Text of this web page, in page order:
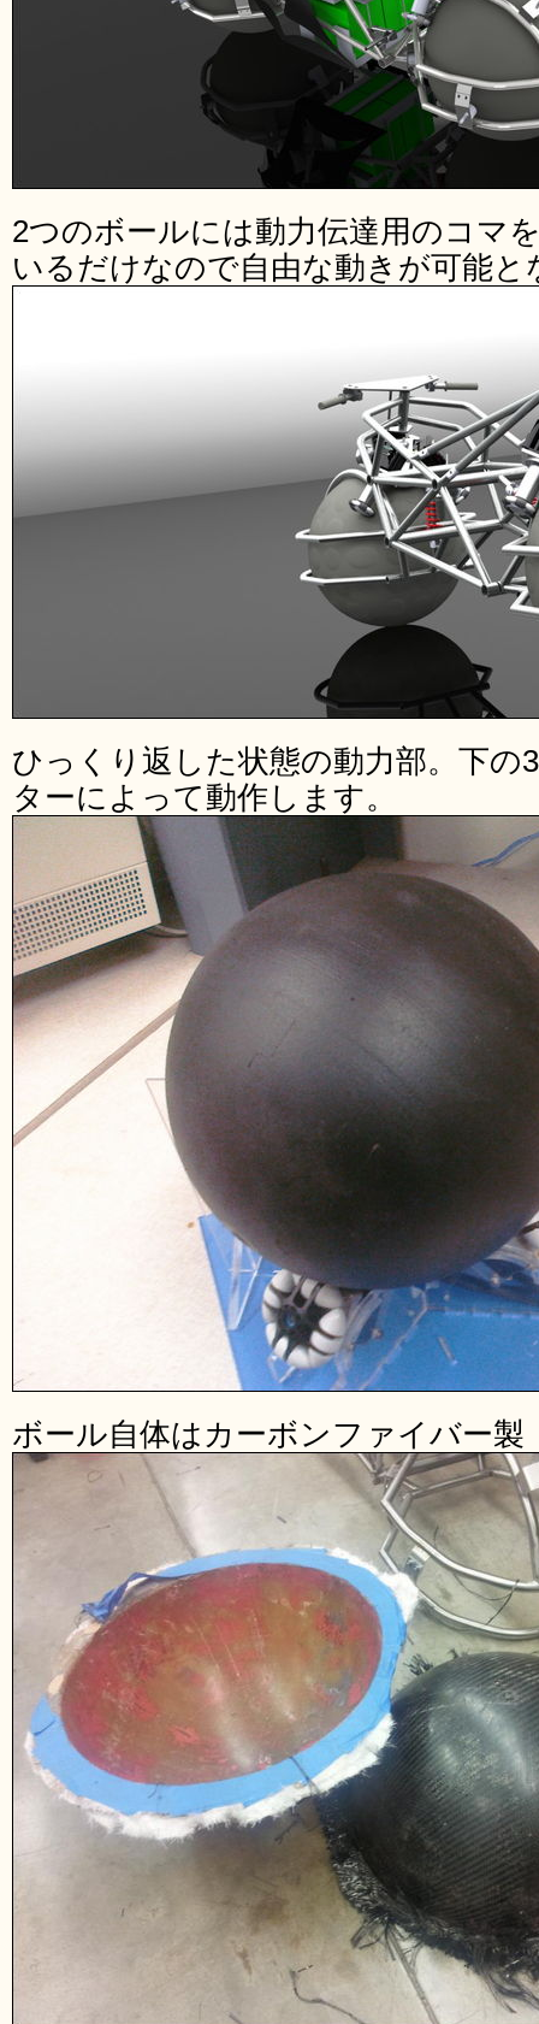
2つのボールには動力伝達用のコマ
いるだけなので自由な動きが可能と
ひっくり返した状態の動力部。下の
ターによって動作します。
ボール自体はカーボンファイバー製